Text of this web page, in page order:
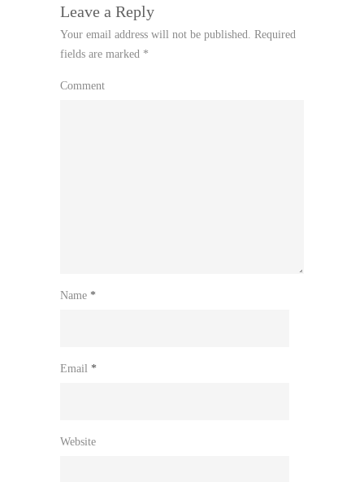
Leave a Reply
Your email address will not be published. Required
fields are marked *
Comment
Name *
Email *
Website